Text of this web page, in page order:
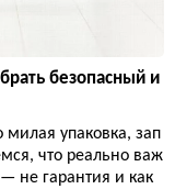
безопасный и
упаковка, зап
что реально важ
не гарантия и как